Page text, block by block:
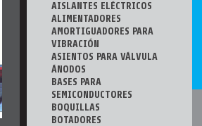
AISLANTES ELÉCTRICOS
ALIMENTADORES
AMORTIGUADORES PARA
VIBRACIÓN
ASIENTOS PARA VÁLVULA
ÁNODOS
BASES PARA
SEMICONDUCTORES
BOQUILLAS
BOTADORES